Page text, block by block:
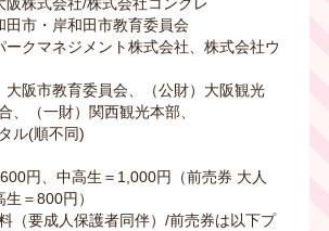
阪株式会社/株式会社コングレ
田市・岸和田市教育委員会
ークマネジメント株式会社、株式会社ウ
⼤阪市教育委員会、（公財）⼤阪観光
、（一財）関⻄観光本部、
ル(順不同)
円、中⾼⽣＝1,000円（前売券 大人
＝800円）
（要成⼈保護者同伴）/前売券は以下プ